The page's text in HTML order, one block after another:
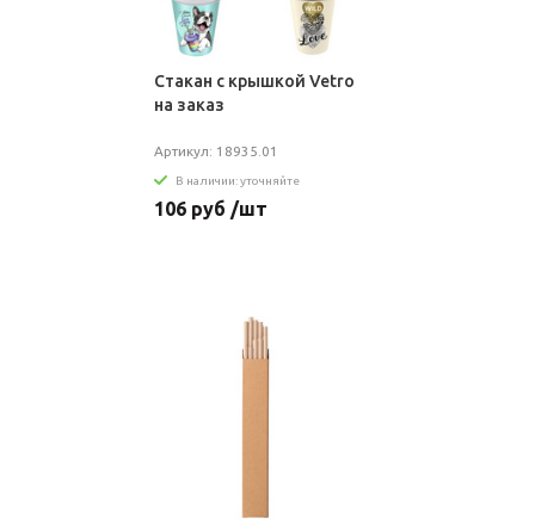
Стакан с крышкой Vetro
на заказ
Артикул: 18935.01
В наличии: уточняйте
106 руб /шт